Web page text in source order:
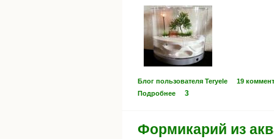
Блог пользователя Teryele
19
Подробнее
3
Формикарий из